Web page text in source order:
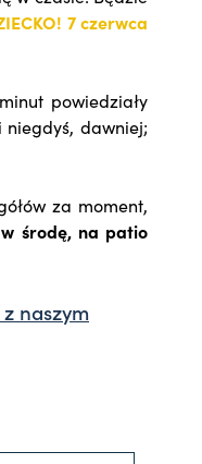
7 czerwca
powiedziały
niegdyś, dawniej;
za moment,
środę, na patio
naszym